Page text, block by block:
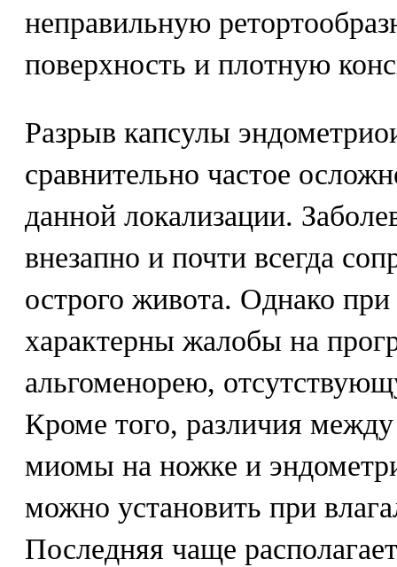
неправильную
поверхность и плотную
Разрыв капсулы
сравнительно частое
данной локализации.
внезапно и почти всегда
острого живота. Однако
характерны жалобы на
альгоменорею,
Кроме того, различия
миомы на ножке и
можно установить при
Последняя чаще